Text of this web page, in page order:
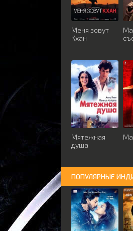
Меня зовут
Кхан
Мятежная
душа
ПОПУЛЯРНЫЕ